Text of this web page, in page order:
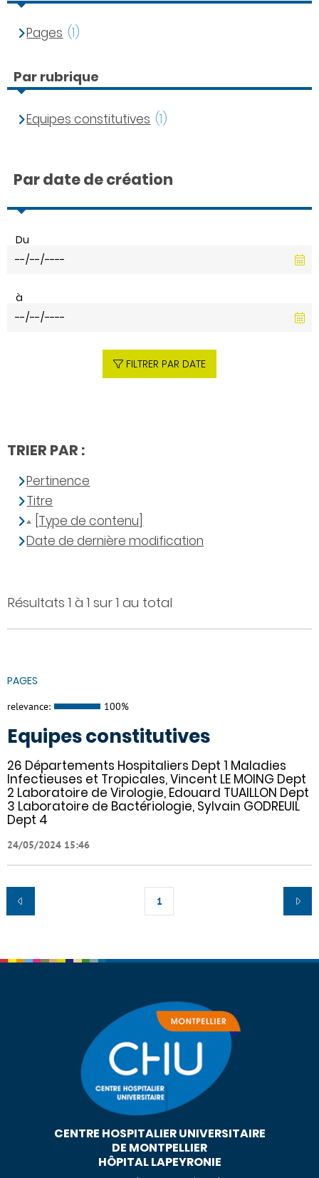
Résultats 1 à 1 sur 1 au total
PAGES
relevance: 100%
Equipes constitutives
26 Départements Hospitaliers Dept 1 Maladies
Infectieuses et Tropicales, Vincent LE MOING Dept
2 Laboratoire de Virologie, Edouard TUAILLON Dept
3 Laboratoire de Bactériologie, Sylvain GODREUIL
Dept 4
24/05/2024 15:46
1
Pages (1)
Par rubrique
Equipes constitutives (1)
Par date de création
Du
à
FILTRER PAR DATE
TRIER PAR :
Pertinence
Titre
[Type de contenu]
Date de dernière modification
CENTRE HOSPITALIER UNIVERSITAIRE
DE MONTPELLIER
HÔPITAL LAPEYRONIE